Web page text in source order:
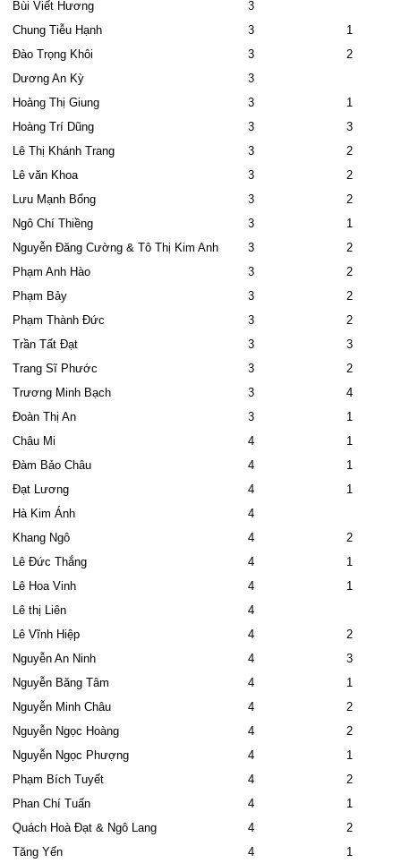
Bùi Viết Hương
3
Chung Tiễu Hạnh
3
1
Đào Trọng Khôi
3
2
Dương An Kỳ
3
Hoàng Thị Giung
3
1
Hoàng Trí Dũng
3
3
Lê Thị Khánh Trang
3
2
Lê văn Khoa
3
2
Lưu Mạnh Bổng
3
2
Ngô Chí Thiềng
3
1
Nguyễn Đăng Cường & Tô Thị Kim Anh
3
2
Phạm Anh Hào
3
2
Phạm Bảy
3
2
Phạm Thành Đức
3
2
Trần Tất Đạt
3
3
Trang Sĩ Phước
3
2
Trương Minh Bạch
3
4
Đoàn Thị An
3
1
Châu Mi
4
1
Đàm Bảo Châu
4
1
Đạt Lương
4
1
Hà Kim Ánh
4
Khang Ngô
4
2
Lê Đức Thắng
4
1
Lê Hoa Vinh
4
1
Lê thị Liên
4
Lê Vĩnh Hiệp
4
2
Nguyễn An Ninh
4
3
Nguyễn Băng Tâm
4
1
Nguyễn Minh Châu
4
2
Nguyễn Ngọc Hoàng
4
2
Nguyễn Ngọc Phượng
4
1
Phạm Bích Tuyết
4
2
Phan Chí Tuấn
4
1
Quách Hoà Đạt & Ngô Lang
4
2
Tăng Yến
4
1